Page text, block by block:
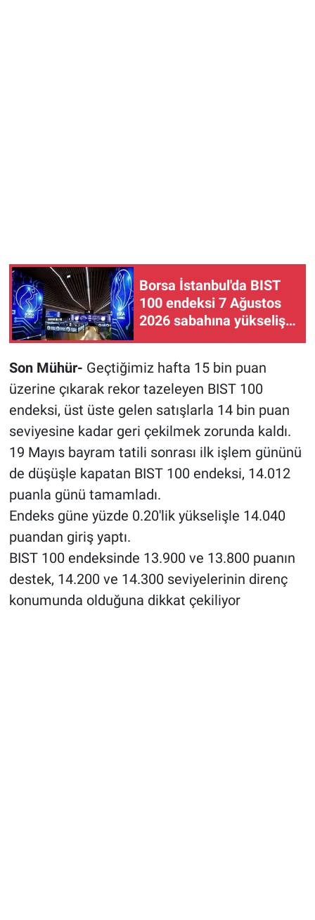
Borsa İstanbul'da BIST
100 endeksi 7 Ağustos
2026 sabahına yükselişle
Son Mühür- Geçtiğimiz hafta 15 bin puan
üzerine çıkarak rekor tazeleyen BIST 100
endeksi, üst üste gelen satışlarla 14 bin puan
seviyesine kadar geri çekilmek zorunda kaldı.
19 Mayıs bayram tatili sonrası ilk işlem gününü
de düşüşle kapatan BIST 100 endeksi, 14.012
puanla günü tamamladı.
Endeks güne yüzde 0.20'lik yükselişle 14.040
puandan giriş yaptı.
BIST 100 endeksinde 13.900 ve 13.800 puanın
destek, 14.200 ve 14.300 seviyelerinin direnç
konumunda olduğuna dikkat çekiliyor